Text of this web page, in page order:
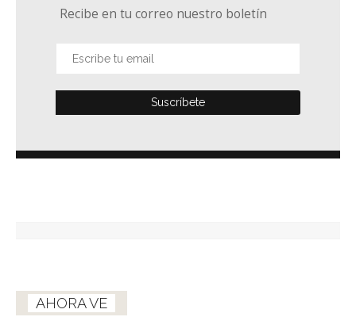
Recibe en tu correo nuestro boletín
AHORA VE